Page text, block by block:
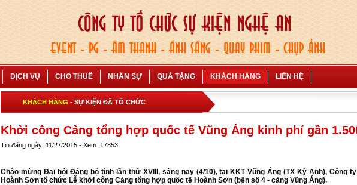
DỊCH VỤ CHO THUÊ NHÂN SỰ QUÀ TẶNG KHÁCH HÀNG LIÊN HỆ
KHÁCH HÀNG - SỰ KIỆN ĐÃ TỔ CHỨC
Khởi công Cảng tổng hợp quốc tế Vũng Áng kinh phí gần
Tin đăng ngày: 11/27/2015 - Xem: 17853
Chào mừng Đại hội Đảng bộ tỉnh lần thứ XVIII, sáng nay (4/10), tại KKT Vũng Áng (TX Kỳ Anh), Công
Hoành Sơn tổ chức Lễ khởi công Cảng tổng hợp quốc tế Hoành Sơn (bến số 4 - cảng Vũng Áng).